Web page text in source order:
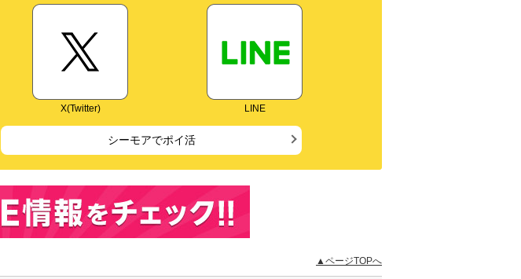
X(Twitter) LINE
シーモアでポイ活
▲ページTOPへ